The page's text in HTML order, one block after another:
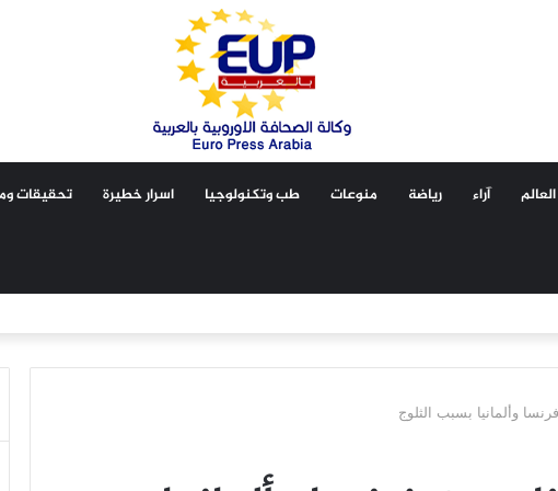
آراء رياضة منوعات طب وتكنولوجيا اسرار خطيرة تحقيقات
وألمانيا بسبب الثلوج